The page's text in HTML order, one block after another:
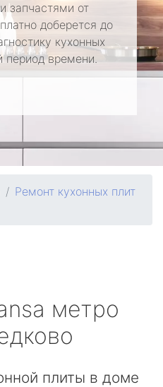
запчастями от
доберется до
кухонных
период времени.
Ремонт кухонных плит
метро
плиты в доме